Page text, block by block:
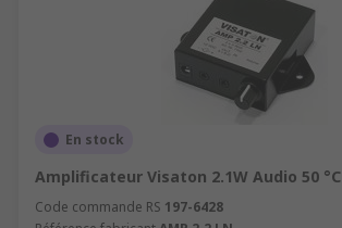
En stock
Amplificateur Visaton 2.1W Audio 50 °C
Code commande RS 197-6428